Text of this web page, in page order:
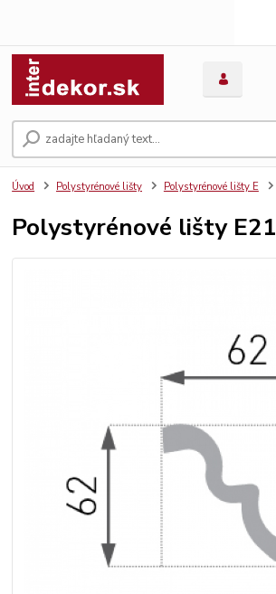
Úvod Polystyrénové lišty Polystyrénové lišty E
Polystyrénové lišty E21